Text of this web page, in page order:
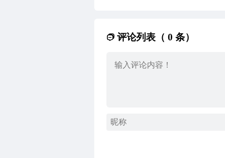
评论列表（ 0 条）